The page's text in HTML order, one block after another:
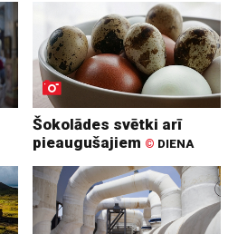
Šokolādes svētki arī
pieaugušajiem © DIENA